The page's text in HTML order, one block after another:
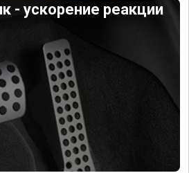
- ускорение реакции